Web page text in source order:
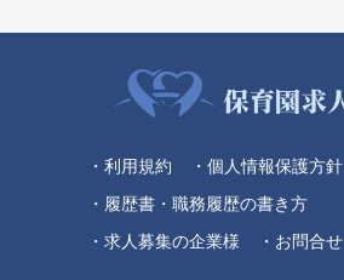
・利用規約 ・個人情報保護方針
・履歴書・職務履歴の書き方
・求人募集の企業様
・お問合せ